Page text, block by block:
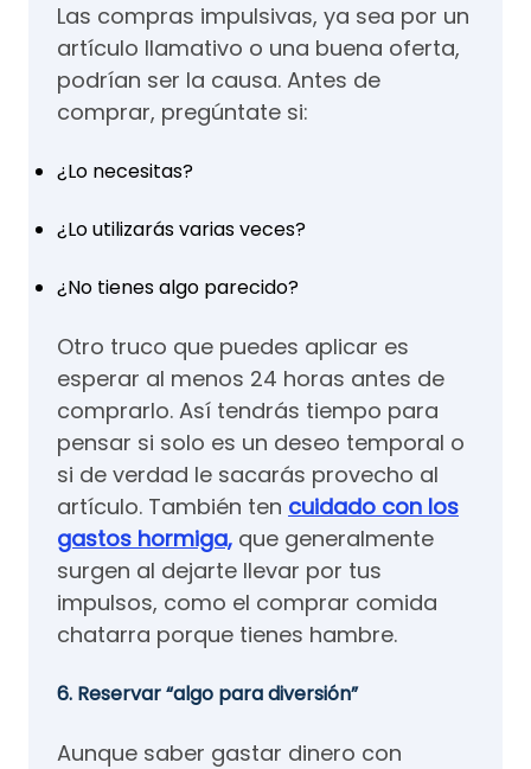
Las compras impulsivas, ya sea por un
artículo llamativo o una buena oferta,
podrían ser la causa. Antes de
comprar, pregúntate si:
¿Lo necesitas?
¿Lo utilizarás varias veces?
¿No tienes algo parecido?
Otro truco que puedes aplicar es
esperar al menos 24 horas antes de
comprarlo. Así tendrás tiempo para
pensar si solo es un deseo temporal o
si de verdad le sacarás provecho al
artículo. También ten cuidado con los
gastos hormiga, que generalmente
surgen al dejarte llevar por tus
impulsos, como el comprar comida
chatarra porque tienes hambre.
6. Reservar “algo para diversión”
Aunque saber gastar dinero con